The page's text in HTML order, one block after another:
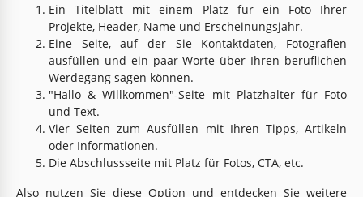
Ein Titelblatt mit einem Platz für ein Foto Ihrer
Projekte, Header, Name und Erscheinungsjahr.
Eine Seite, auf der Sie Kontaktdaten, Fotografien
ausfüllen und ein paar Worte über Ihren beruflichen
Werdegang sagen können.
"Hallo & Willkommen"-Seite mit Platzhalter für Foto
und Text.
Vier Seiten zum Ausfüllen mit Ihren Tipps, Artikeln
oder Informationen.
Die Abschlussseite mit Platz für Fotos, CTA, etc.
Also nutzen Sie diese Option und entdecken Sie weitere